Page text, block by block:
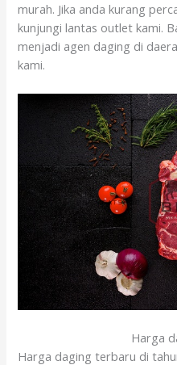
murah. Jika anda kurang
kunjungi lantas outlet kami.
menjadi agen daging di
kami.
Harga
Harga daging terbaru di